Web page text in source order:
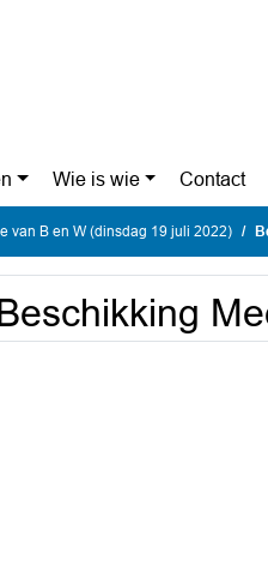
Wie is wie Contact
van B en W (dinsdag 19 juli 2022)